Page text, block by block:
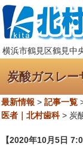
横浜市鶴見区鶴見中
炭酸ガスレ
最新情報 > 記事一覧
医者｜北村歯科> 炭
【2020年10月5日